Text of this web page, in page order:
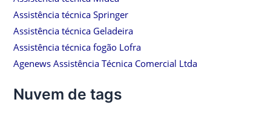
Assistência técnica Springer
Assistência técnica Geladeira
Assistência técnica fogão Lofra
Agenews Assistência Técnica Comercial Ltda
Nuvem de tags